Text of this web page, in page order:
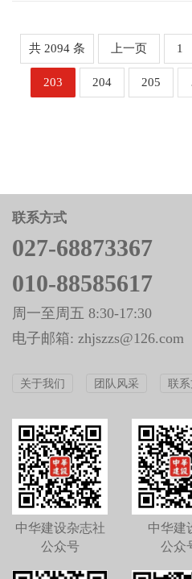
设，以崖州区宁远河上游为
区还包括众多错...
共 2094 条 上一页 1
203 204 205
联系方式
027-68873367
010-88585617
周一至周五 8:30-17:30
电子邮箱: zhjszzs@126.com
关于我们 团队风采 联
中华建设杂志社
公众号
中华建
公众